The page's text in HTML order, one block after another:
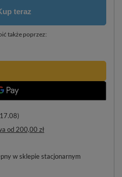
także poprzez:
od 200,00 zł
w sklepie stacjonarnym